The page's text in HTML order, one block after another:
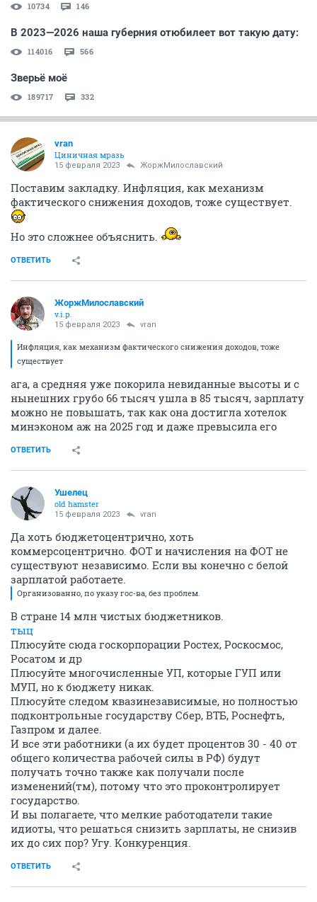
10734 146
В 2023—2026 наша губерния отюбилеет вот такую дату:
114016 566
Зверьё моё
189717 332
vran
Циничная мразь
15 февраля 2023 ЖоржМилославский
Поставим закладку. Инфляция, как механизм
фактического снижения доходов, тоже существует.
Но это сложнее объяснить.
ОТВЕТИТЬ
ЖоржМилославский
v.i.p.
15 февраля 2023 vran
Инфляция, как механизм фактического снижения доходов, тоже
существует
ага, а средняя уже покорила невиданные высоты и с
нынешних грубо 66 тысяч ушла в 85 тысяч, зарплату
можно не повышать, так как она достигла хотелок
минэконом аж на 2025 год и даже превысила его
ОТВЕТИТЬ
Ушелец
old hamster
15 февраля 2023 vran
Да хоть бюджетоцентрично, хоть
коммерсоцентрично. ФОТ и начисления на ФОТ не
существуют независимо. Если вы конечно с белой
зарплатой работаете.
Организованно, по указу гос-ва, без проблем.
В стране 14 млн чистых бюджетников.
тыц
Плюсуйте сюда госкорпорации Ростех, Роскосмос,
Росатом и др
Плюсуйте многочисленные УП, которые ГУП или
МУП, но к бюджету никак.
Плюсуйте следом квазинезависимые, но полностью
подконтрольные государству Сбер, ВТБ, Роснефть,
Газпром и далее.
И все эти работники (а их будет процентов 30 - 40 от
общего количества рабочей силы в РФ) будут
получать точно также как получали после
изменений(тм), потому что это проконтролирует
государство.
И вы полагаете, что мелкие работодатели такие
идиоты, что решаться снизить зарплаты, не снизив
их до сих пор? Угу. Конкуренция.
ОТВЕТИТЬ